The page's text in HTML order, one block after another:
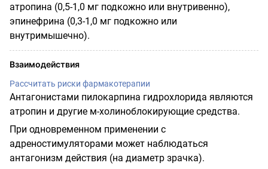
атропина (0,5-1,0 мг подкожно или внутривенно),
эпинефрина (0,3-1,0 мг подкожно или
внутримышечно).
Взаимодействия
Рассчитать риски фармакотерапии
Антагонистами пилокарпина гидрохлорида являются
атропин и другие м-холиноблокирующие средства.
При одновременном применении с
адреностимуляторами может наблюдаться
антагонизм действия (на диаметр зрачка).